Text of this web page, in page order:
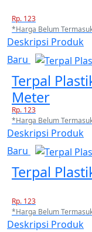
Rp. 123
*Harga Belum
Deskripsi Produk
Baru
Terpal
Meter
Rp. 123
*Harga Belum
Deskripsi Produk
Baru
Terpal
Rp. 123
*Harga Belum
Deskripsi Produk